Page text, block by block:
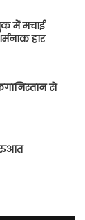
में मचाई
हार
से